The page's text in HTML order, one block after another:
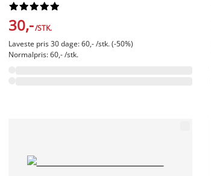






30,-/STK.
Laveste pris 30 dage: 60,- /stk. (-50%)
Normalpris: 60,- /stk.